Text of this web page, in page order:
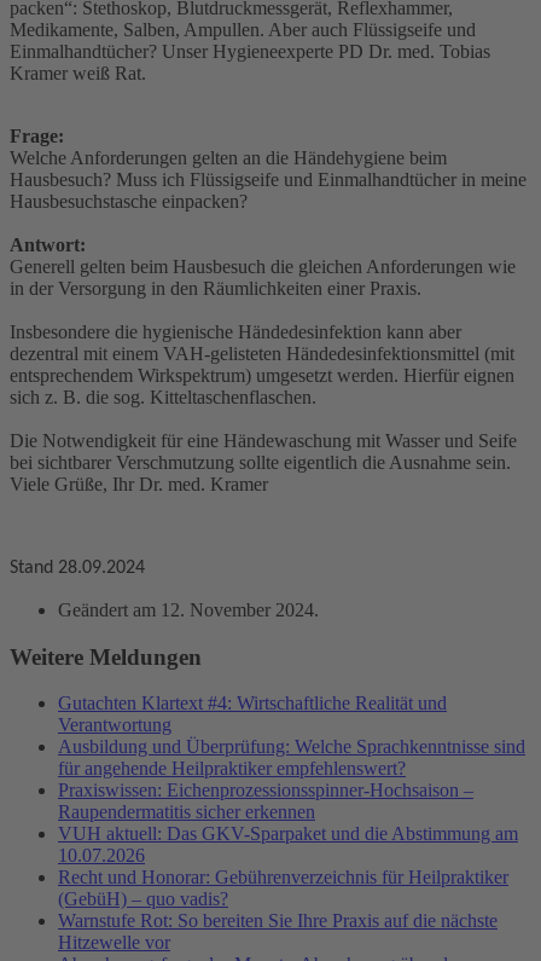
packen“: Stethoskop, Blutdruckmessgerät, Reflexhammer,
Medikamente, Salben, Ampullen. Aber auch Flüssigseife und
Einmalhandtücher? Unser Hygieneexperte PD Dr. med. Tobias
Kramer weiß Rat.
Frage:
Welche Anforderungen gelten an die Händehygiene beim
Hausbesuch? Muss ich Flüssigseife und Einmalhandtücher in meine
Hausbesuchstasche einpacken?
Antwort:
Generell gelten beim Hausbesuch die gleichen Anforderungen wie
in der Versorgung in den Räumlichkeiten einer Praxis.
Insbesondere die hygienische Händedesinfektion kann aber
dezentral mit einem VAH-gelisteten Händedesinfektionsmittel (mit
entsprechendem Wirkspektrum) umgesetzt werden. Hierfür eignen
sich z. B. die sog. Kitteltaschenflaschen.
Die Notwendigkeit für eine Händewaschung mit Wasser und Seife
bei sichtbarer Verschmutzung sollte eigentlich die Ausnahme sein.
Viele Grüße, Ihr Dr. med. Kramer
Stand 28.09.2024
Geändert am 12. November 2024.
Weitere Meldungen
Gutachten Klartext #4: Wirtschaftliche Realität und
Verantwortung
Ausbildung und Überprüfung: Welche Sprachkenntnisse sind
für angehende Heilpraktiker empfehlenswert?
Praxiswissen: Eichenprozessionsspinner-Hochsaison –
Raupendermatitis sicher erkennen
VUH aktuell: Das GKV-Sparpaket und die Abstimmung am
10.07.2026
Recht und Honorar: Gebührenverzeichnis für Heilpraktiker
(GebüH) – quo vadis?
Warnstufe Rot: So bereiten Sie Ihre Praxis auf die nächste
Hitzewelle vor